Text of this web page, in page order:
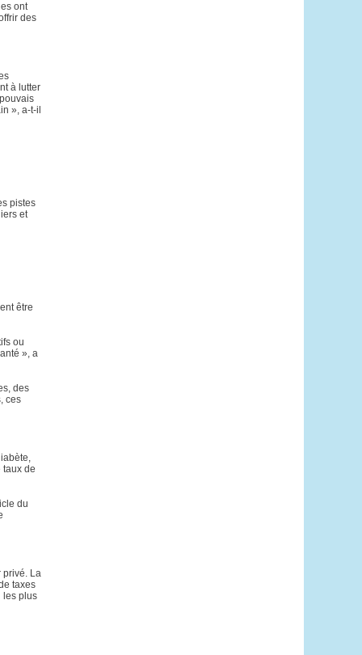
ont
des
à lutter
», a-t-il
pistes
et
être
ou
», a
des
ces
taux de
du
privé. La
taxes
les plus